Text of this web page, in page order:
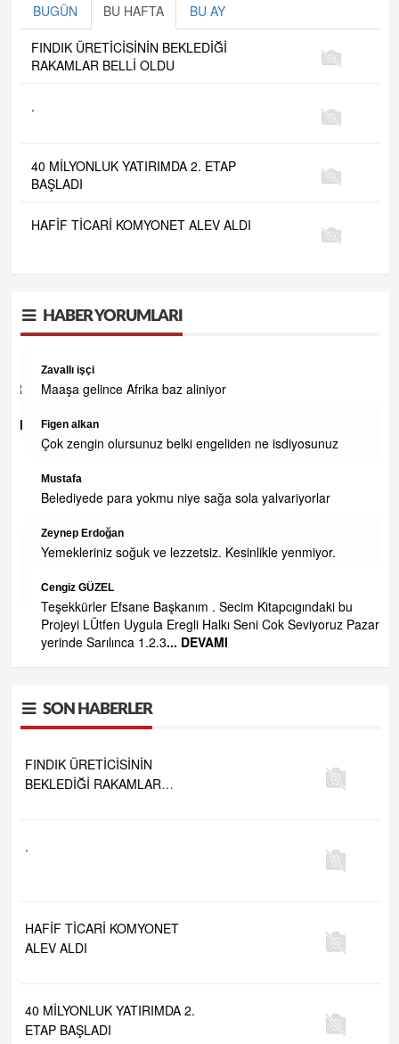
BUGÜN BU HAFTA BU AY
FINDIK ÜRETİCİSİNİN BEKLEDİĞİ
RAKAMLAR BELLİ OLDU
.
40 MİLYONLUK YATIRIMDA 2. ETAP
BAŞLADI
HAFİF TİCARİ KOMYONET ALEV ALDI
HABER YORUMLARI
Zavallı işçi
Maaşa gelince Afrika baz aliniyor
Figen alkan
Çok zengin olursunuz belki engeliden ne isdiyosunuz
Mustafa
Belediyede para yokmu niye sağa sola yalvariyorlar
Zeynep Erdoğan
Yemekleriniz soğuk ve lezzetsiz. Kesinlikle yenmiyor.
Cengiz GÜZEL
Teşekkürler Efsane Başkanım . Secim Kitapcıgındaki bu
Projeyi LÜtfen Uygula Eregli Halkı Seni Cok Seviyoruz Pazar
yerinde Sarılınca 1.2.3... DEVAMI
SON HABERLER
FINDIK ÜRETİCİSİNİN
BEKLEDİĞİ RAKAMLAR
.
HAFİF TİCARİ KOMYONET
ALEV ALDI
40 MİLYONLUK YATIRIMDA 2.
ETAP BAŞLADI